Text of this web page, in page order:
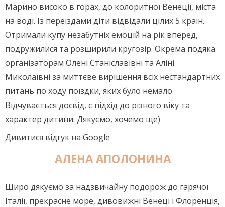
Марино високо в горах, до колоритної Венеції, міста
на воді. Із переїздами діти відвідали цілих 5 країн.
Отримали купу незабутніх емоцій на рік вперед,
подружилися та розширили кругозір. Окрема подяка
організаторам Олені Станіславівні та Аліні
Миколаївні за миттєве вирішення всіх нестандартних
питань по ходу поїздки, яких було немало.
Відчувається досвід, є підхід до різного віку та
характер дитини. Дякуємо, хочемо ще)
Дивитися відгук на Google
АЛЕНА АПОЛОНИНА
Щиро дякуємо за надзвичайну подорож до гарячої
Італії, прекрасне море, дивовижні Венеці і Флоренція,